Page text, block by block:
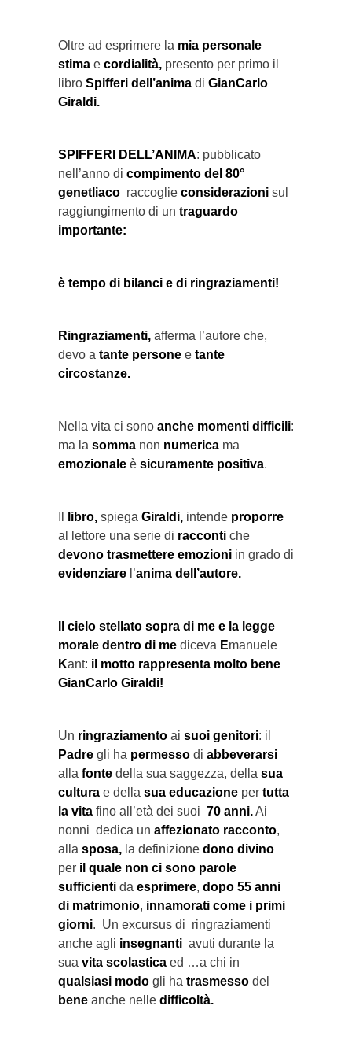
Oltre ad esprimere la mia personale
stima e cordialità, presento per primo il
libro Spifferi dell’anima di GianCarlo
Giraldi.
SPIFFERI DELL’ANIMA: pubblicato
nell’anno di compimento del 80°
genetliaco raccoglie considerazioni sul
raggiungimento di un traguardo
importante:
è tempo di bilanci e di ringraziamenti!
Ringraziamenti, afferma l’autore che,
devo a tante persone e tante
circostanze.
Nella vita ci sono anche momenti difficili:
ma la somma non numerica ma
emozionale è sicuramente positiva.
libro, spiega Giraldi, intende proporre
al lettore una serie di racconti che
devono trasmettere emozioni in grado di
evidenziare l’anima dell’autore.
Il cielo stellato sopra di me e la legge
morale dentro di me diceva Emanuele
Kant: il motto rappresenta molto bene
GianCarlo Giraldi!
Un ringraziamento ai suoi genitori: il
Padre gli ha permesso di abbeverarsi
alla fonte della sua saggezza, della sua
cultura e della sua educazione per tutta
la vita fino all’età dei suoi 70 anni.Ai
nonni dedica un affezionato racconto,
alla sposa, la definizione dono divino
per il quale non ci sono parole
sufficienti da esprimere, dopo 55 anni
di matrimonio, innamorati come i primi
giorni. Un excursus di ringraziamenti
anche agli insegnanti avuti durante la
sua vita scolastica ed …a chi in
qualsiasi modo gli ha trasmesso del
bene anche nelle difficoltà.